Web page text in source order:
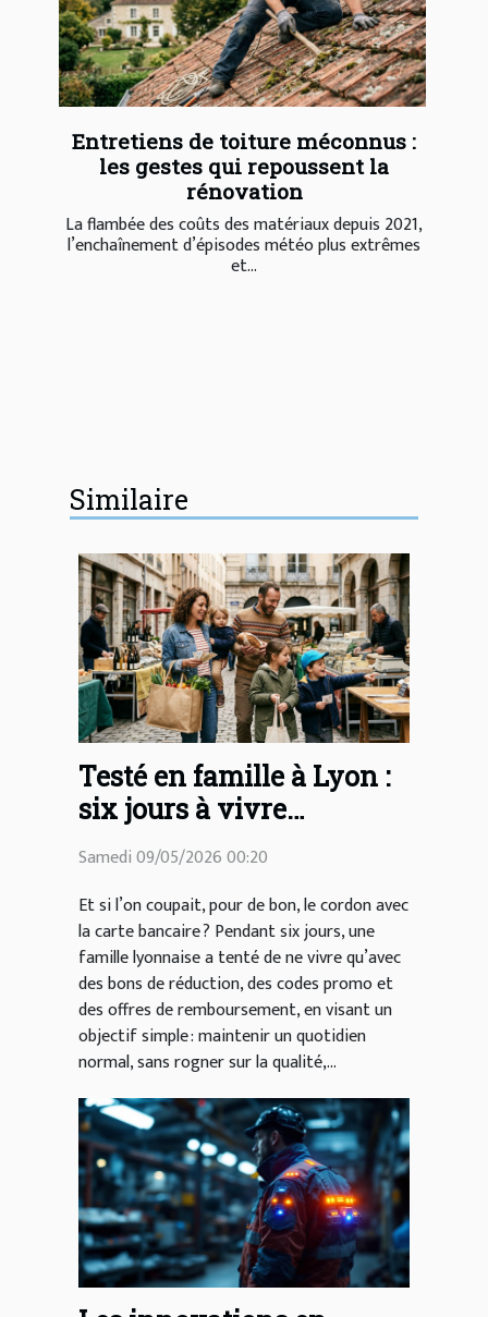
Entretiens de toiture méconnus :
les gestes qui repoussent la
rénovation
La flambée des coûts des matériaux depuis 2021,
l’enchaînement d’épisodes météo plus extrêmes
et...
Similaire
Testé en famille à Lyon :
six jours à vivre
uniquement grâce aux
bons de réduction
Samedi 09/05/2026 00:20
Et si l’on coupait, pour de bon, le cordon avec
la carte bancaire ? Pendant six jours, une
famille lyonnaise a tenté de ne vivre qu’avec
des bons de réduction, des codes promo et
des offres de remboursement, en visant un
objectif simple : maintenir un quotidien
normal, sans rogner sur la qualité,...